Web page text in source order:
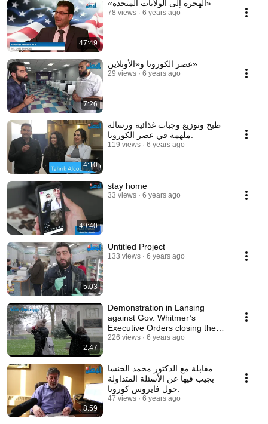
47:49
«الهجرة إلى الولايات المتحدة»
78 views 6 years ago
7:26
عصر الكورونا و«الأونلاين»
29 views 6 years ago
4:10
طبخ وتوزيع وجبات غذائية ورسالة
119 views 6 years ago
49:40
stay home
33 views 6 years ago
5:03
Untitled Project
133 views 6 years ago
2:47
Demonstration in Lansing
against Gov. Whitmer’s
Executive Orders closing the
state
226 views 6 years ago
8:59
مقابلة مع الدكتور محمد الخنسا
يجيب فيها عن الأسئلة المتداولة
47 views 6 years ago